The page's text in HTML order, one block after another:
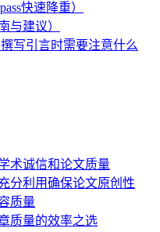
快速降重）
与建议）
写引言时需要注意什么
术诚信和论文质量
分利用确保论文原创性
质量
质量的效率之选